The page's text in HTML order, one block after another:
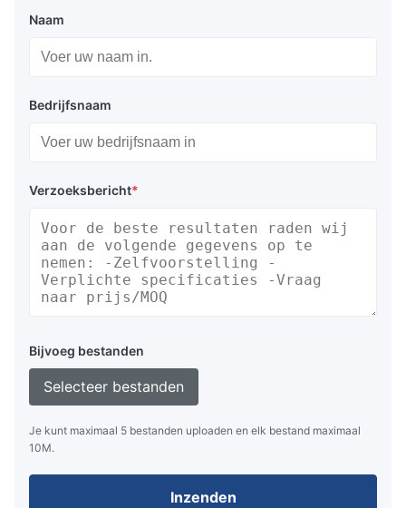
Naam
Bedrijfsnaam
Verzoeksbericht*
Bijvoeg bestanden
Selecteer bestanden
Je kunt maximaal 5 bestanden uploaden en elk bestand maximaal
10M.
Inzenden